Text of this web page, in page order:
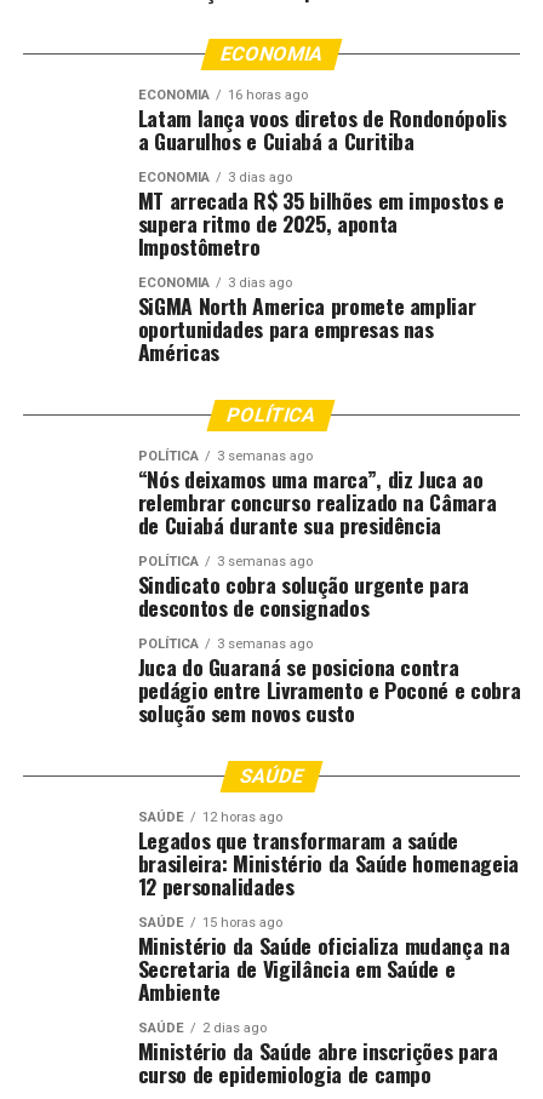
em meio a esses desafios, é possível levar
esclarecimento, serviços e ações efetivas à população.
Com resultados profícuos, mostramos que é possível
chegar, é possível acreditar, é possível, juntamente com
A assessora Ana Carla Bock da Mata
informa que atualmente a Justiça
Comunitária está presente em 20
comarcas de Mato Grosso. Nos locais onde
os agentes locais não chegam, a
Coordenadoria Estadual leva toda a
e instituições. “A gente viu que a
população de Salto da Alegria precisava
muito. É uma população de trabalhadores,
pessoas do bem, mas que precisam de
muita coisa. Nos dias de atendimento, nós
não paramos. Trouxemos uma grande
quantidade de serviços e as pessoas
utilizaram todos os serviços”, relatou.
A própria Justiça Comunitária, além de
coordenar todo o mutirão Justiça em
Ação, levou para Salto da Alegria serviços
de orientação jurídica e solicitação de
segunda via de certidão de nascimento e
de casamento. “O cartório de Paranatinga
nos atendeu de forma muito rápida,
devido à parceira que a Justiça
Comunitária tem com a Corregedoria, que
reforçou o pedido junto ao cartório local,
que representa Salto da Alegria. Também
fizemos orientações jurídicas,
principalmente demandas relativas a
guarda, curatela, divorcio. Vários casos foram
encaminhados para o Cejusc (Centro Judiciário de
ECONOMIA
ECONOMIA 16 horas ago
Latam lança voos diretos de Rondonópolis
a Guarulhos e Cuiabá a Curitiba
ECONOMIA 3 dias ago
MT arrecada R$ 35 bilhões em impostos e
supera ritmo de 2025, aponta
Impostômetro
ECONOMIA 3 dias ago
SiGMA North America promete ampliar
oportunidades para empresas nas
Américas
POLÍTICA
POLÍTICA 3 semanas ago
“Nós deixamos uma marca”, diz Juca ao
relembrar concurso realizado na Câmara
de Cuiabá durante sua presidência
POLÍTICA 3 semanas ago
Sindicato cobra solução urgente para
descontos de consignados
POLÍTICA 3 semanas ago
Juca do Guaraná se posiciona contra
pedágio entre Livramento e Poconé e cobra
solução sem novos custo
SAÚDE
SAÚDE 12 horas ago
Legados que transformaram a saúde
brasileira: Ministério da Saúde homenageia
12 personalidades
SAÚDE 15 horas ago
Ministério da Saúde oficializa mudança na
Secretaria de Vigilância em Saúde e
Ambiente
SAÚDE 2 dias ago
Ministério da Saúde abre inscrições para
curso de epidemiologia de campo